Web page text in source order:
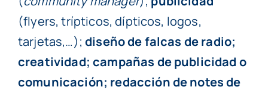
(flyers, trípticos, dípticos, logos,
tarjetas,…);diseño de falcas de radio;
creatividad; campañas de publicidad o
comunicación; redacción de notes de